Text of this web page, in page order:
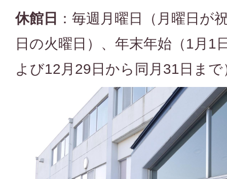
休館日
：毎週月曜日（月曜日が
日の火曜日）、年末年始（1月1
よび12月29日から同月31日まで